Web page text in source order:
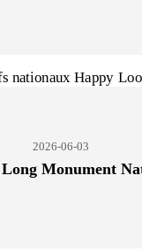
2026-06-03
Long Monument